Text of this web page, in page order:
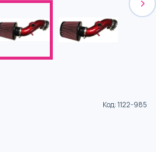
Код:1122-985